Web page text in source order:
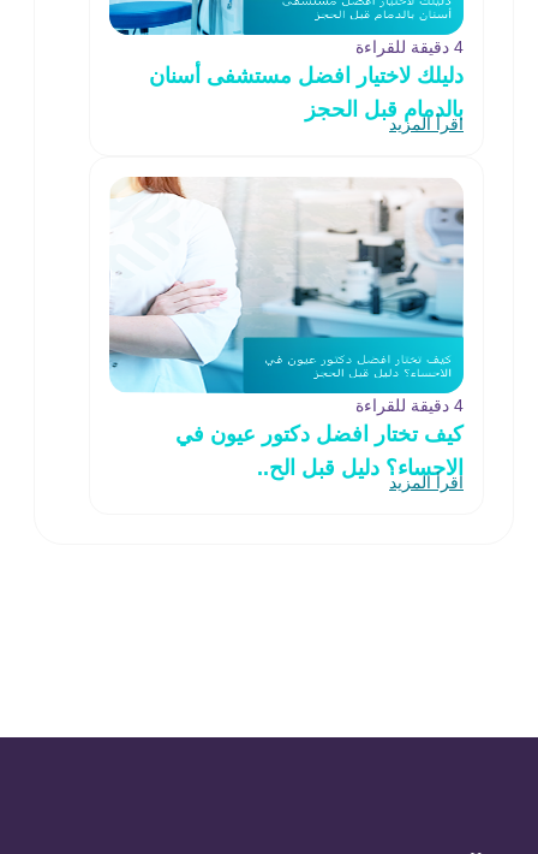
4 دقيقة للقراءة
دليلك لاختيار افضل مستشفى أسنان
بالدمام قبل الحجز
اقرأ المزيد
4 دقيقة للقراءة
كيف تختار افضل دكتور عيون في
الاحساء؟ دليل قبل الح..
اقرأ المزيد